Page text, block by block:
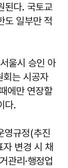
다. 국토교
도 일부만 적
울시 승인 아
회는 시공자
에만 연장할
다.
규정(추진
자 변경 시 채
관리·행정업